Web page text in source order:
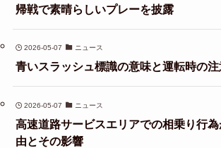
帰戦で素晴らしいプレーを披露
2026-05-07 ニュース
青いスラッシュ標識の意味と運転時の
2026-05-07 ニュース
高速道路サービスエリアでの相乗り行
由とその影響